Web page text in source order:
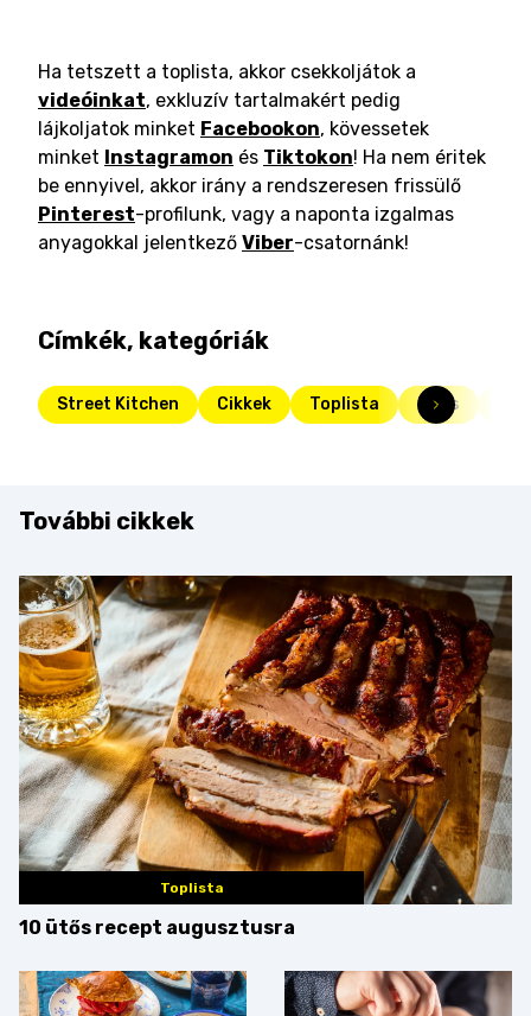
Ha tetszett a toplista, akkor csekkoljátok a
videóinkat, exkluzív tartalmakért pedig
lájkoljatok minket Facebookon, kövessetek
minket Instagramon és Tiktokon! Ha nem éritek
be ennyivel, akkor irány a rendszeresen frissülő
Pinterest-profilunk, vagy a naponta izgalmas
anyagokkal jelentkező Viber-csatornánk!
Címkék, kategóriák
Street Kitchen Cikkek Toplista Friss
További cikkek
Toplista
10 ütős recept augusztusra